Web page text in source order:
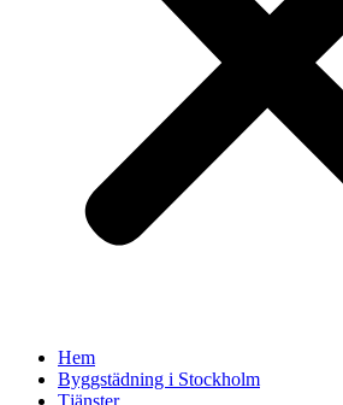
Hem
Byggstädning i Stockholm
Tjänster